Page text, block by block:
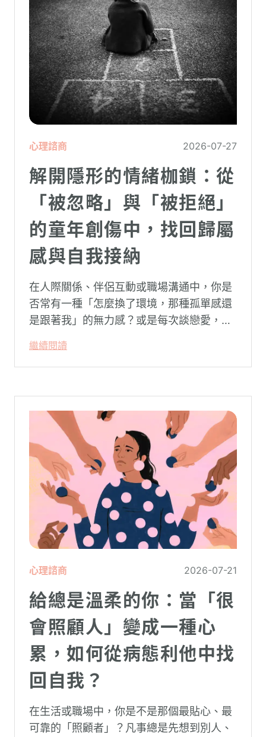
心理諮商 2026-07-27
解開隱形的情緒枷鎖：從
「被忽略」與「被拒絕」
的童年創傷中，找回歸屬
感與自我接納
在人際關係、伴侶互動或職場溝通中，你是
否常有一種「怎麼換了環境，那種孤單感還
是跟著我」的無力感？或是每次談戀愛，總
卻演變成兩敗俱傷？
繼續閱讀
心理諮商 2026-07-21
給總是溫柔的你：當「很
會照顧人」變成一種心
累，如何從病態利他中找
回自我？
在生活或職場中，你是不是那個最貼心、最
可靠的「照顧者」？凡事總是先想到別人、